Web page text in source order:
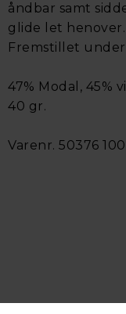
åndbar samt
glide let
Fremstillet
47% Modal, 45%
40 gr.
Varenr. 50376 100